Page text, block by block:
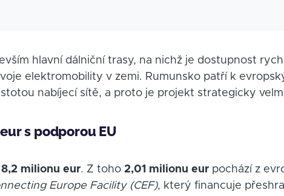
hlavní dálniční trasy, na nichž je dostupnost
elektromobility v zemi. Rumunsko patří k
nabíjecí sítě, a proto je projekt strategicky
s podporou EU
8,2 milionu eur. Z toho2,01 milionu eur pochází z
Europe Facility (CEF), který financuje